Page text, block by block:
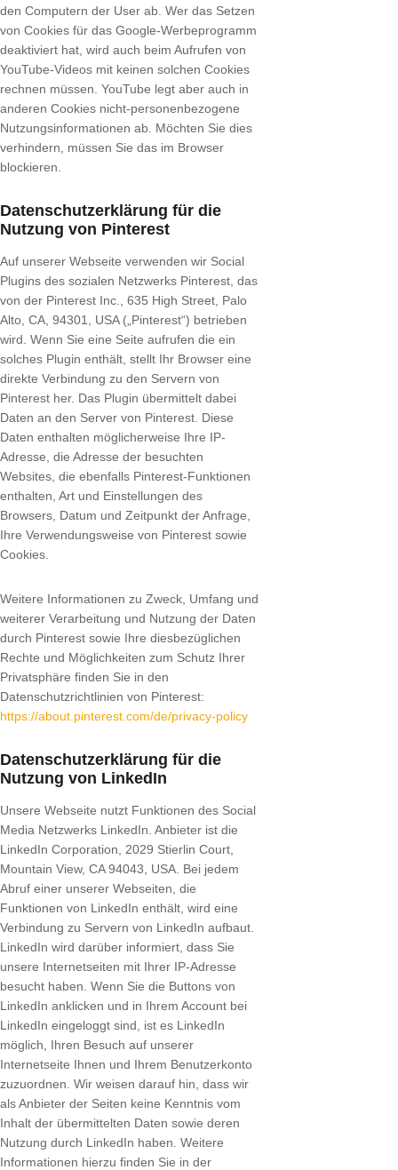
den Computern der User ab. Wer das Setzen
von Cookies für das Google-Werbeprogramm
deaktiviert hat, wird auch beim Aufrufen von
YouTube-Videos mit keinen solchen Cookies
rechnen müssen. YouTube legt aber auch in
anderen Cookies nicht-personenbezogene
Nutzungsinformationen ab. Möchten Sie dies
verhindern, müssen Sie das im Browser
blockieren.
Datenschutzerklärung für die
Nutzung von Pinterest
Auf unserer Webseite verwenden wir Social
Plugins des sozialen Netzwerks Pinterest, das
von der Pinterest Inc., 635 High Street, Palo
Alto, CA, 94301, USA („Pinterest“) betrieben
wird. Wenn Sie eine Seite aufrufen die ein
solches Plugin enthält, stellt Ihr Browser eine
direkte Verbindung zu den Servern von
Pinterest her. Das Plugin übermittelt dabei
Daten an den Server von Pinterest. Diese
Daten enthalten möglicherweise Ihre IP-
Adresse, die Adresse der besuchten
Websites, die ebenfalls Pinterest-Funktionen
enthalten, Art und Einstellungen des
Browsers, Datum und Zeitpunkt der Anfrage,
Ihre Verwendungsweise von Pinterest sowie
Cookies.
Weitere Informationen zu Zweck, Umfang und
weiterer Verarbeitung und Nutzung der Daten
durch Pinterest sowie Ihre diesbezüglichen
Rechte und Möglichkeiten zum Schutz Ihrer
Privatsphäre finden Sie in den
Datenschutzrichtlinien von Pinterest:
https://about.pinterest.com/de/privacy-policy
Datenschutzerklärung für die
Nutzung von LinkedIn
Unsere Webseite nutzt Funktionen des Social
Media Netzwerks LinkedIn. Anbieter ist die
LinkedIn Corporation, 2029 Stierlin Court,
Mountain View, CA 94043, USA. Bei jedem
Abruf einer unserer Webseiten, die
Funktionen von LinkedIn enthält, wird eine
Verbindung zu Servern von LinkedIn aufbaut.
LinkedIn wird darüber informiert, dass Sie
unsere Internetseiten mit Ihrer IP-Adresse
besucht haben. Wenn Sie die Buttons von
LinkedIn anklicken und in Ihrem Account bei
LinkedIn eingeloggt sind, ist es LinkedIn
möglich, Ihren Besuch auf unserer
Internetseite Ihnen und Ihrem Benutzerkonto
zuzuordnen. Wir weisen darauf hin, dass wir
als Anbieter der Seiten keine Kenntnis vom
Inhalt der übermittelten Daten sowie deren
Nutzung durch LinkedIn haben. Weitere
Informationen hierzu finden Sie in der